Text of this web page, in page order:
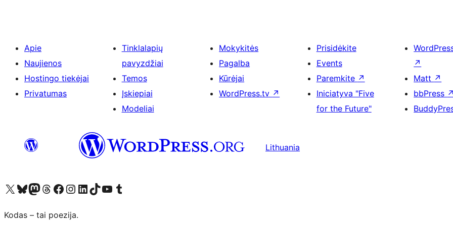
Apie
Naujienos
Hostingo tiekėjai
Privatumas
Tinklalapių
pavyzdžiai
Temos
Įskiepiai
Modeliai
Mokykitės
Pagalba
Kūrėjai
WordPress.tv ↗
Prisidėkite
Events
Paremkite ↗
Iniciatyva "Five
for the Future"
↗
Matt ↗
bbPress ↗
Lithuania
Visit our X (formerly Twitter) account
Apsilankykite mūsų Bluesky paskyroje
Visit our Mastodon account
Apsilankykite mūsų Threads paskyroje
Visit our Facebook page
Visit our Instagram account
Visit our LinkedIn account
Apsilankykite mūsų TikTok paskyroje
Visit our YouTube channel
Apsilankykite mūsų Tumblr paskyroje
Kodas – tai poezija.